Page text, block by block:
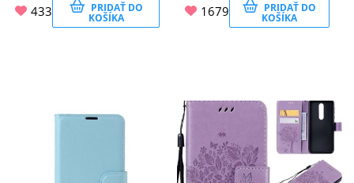
433 PRIDAŤ DO
KOŠÍKA 1679 PRIDAŤ DO
KOŠÍKA